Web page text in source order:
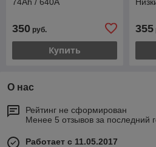
350 руб.
Купить
355
О нас
Рейтинг не сформирован
Менее 5 отзывов за последний
Работает с 11.05.2017